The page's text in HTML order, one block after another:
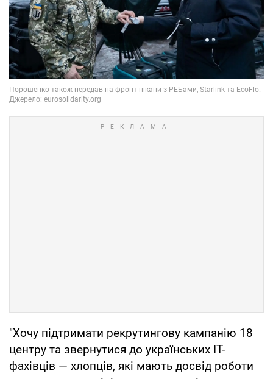
"Хочу підтримати рекрутингову кампанію 18
центру та звернутися до українських IT-
фахівців — хлопців, які мають досвід роботи